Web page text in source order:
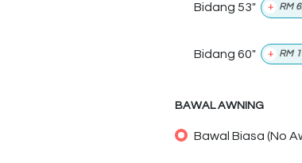
Bidang 53" + RM
Bidang 60" + RM
BAWAL AWNING
Bawal Biasa (No